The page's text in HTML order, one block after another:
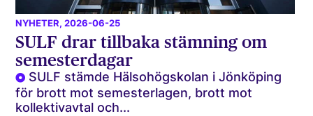
NYHETER, 2026-06-25
SULF drar tillbaka stämning om
semesterdagar
SULF stämde Hälsohögskolan i Jönköping
för brott mot semesterlagen, brott mot
kollektivavtal och...